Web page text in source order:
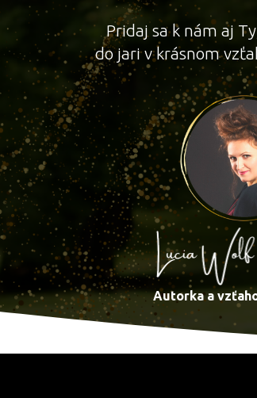
Pridaj sa k nám aj
do jari v krásnom
Autorka a